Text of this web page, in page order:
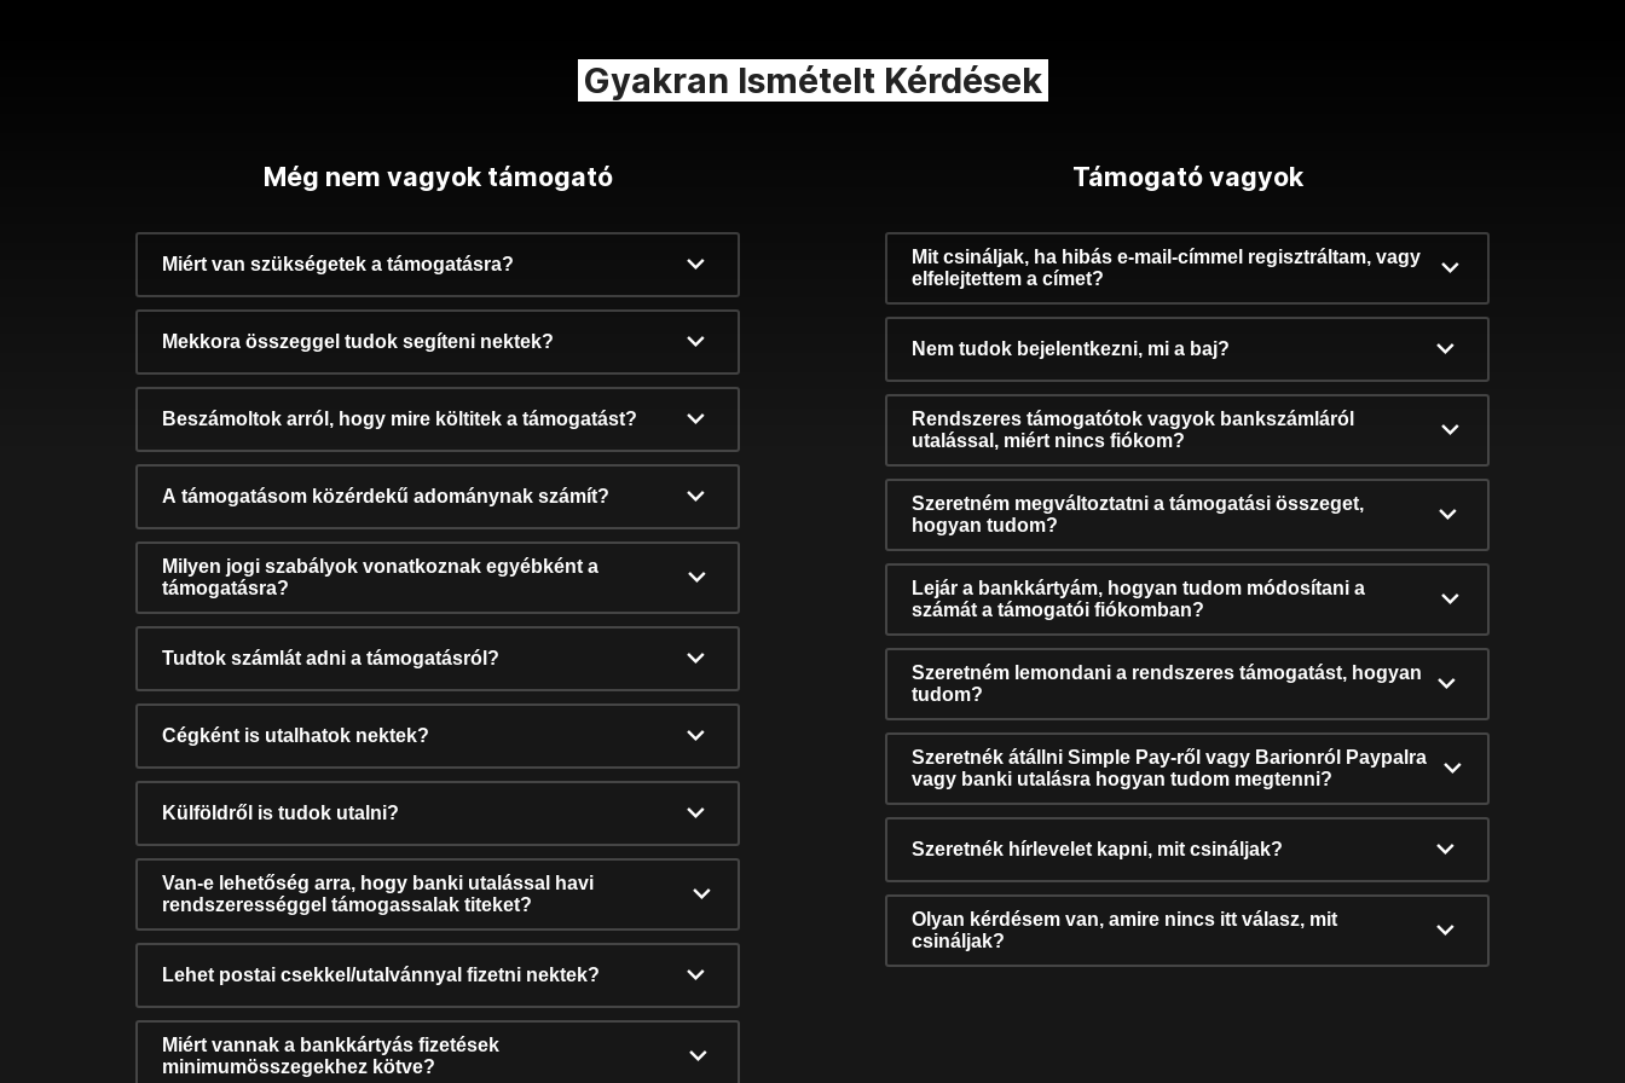
Gyakran Ismételt Kérdések
Még nem vagyok támogató
Miért van szükségetek a támogatásra?
Mekkora összeggel tudok segíteni nektek?
Beszámoltok arról, hogy mire költitek a támogatást?
A támogatásom közérdekű adománynak számít?
Milyen jogi szabályok vonatkoznak egyébként a
támogatásra?
Tudtok számlát adni a támogatásról?
Cégként is utalhatok nektek?
Külföldről is tudok utalni?
Van-e lehetőség arra, hogy banki utalással havi
rendszerességgel támogassalak titeket?
Lehet postai csekkel/utalvánnyal fizetni nektek?
Miért vannak a bankkártyás fizetések
minimumösszegekhez kötve?
Támogató vagyok
Mit csináljak, ha hibás e-mail-címmel regisztráltam, vagy
elfelejtettem a címet?
Nem tudok bejelentkezni, mi a baj?
Rendszeres támogatótok vagyok bankszámláról
utalással, miért nincs fiókom?
Szeretném megváltoztatni a támogatási összeget,
hogyan tudom?
Lejár a bankkártyám, hogyan tudom módosítani a
számát a támogatói fiókomban?
Szeretném lemondani a rendszeres támogatást, hogyan
tudom?
Szeretnék átállni Simple Pay-ről vagy Barionról Paypalra
vagy banki utalásra hogyan tudom megtenni?
Szeretnék hírlevelet kapni, mit csináljak?
Olyan kérdésem van, amire nincs itt válasz, mit
csináljak?